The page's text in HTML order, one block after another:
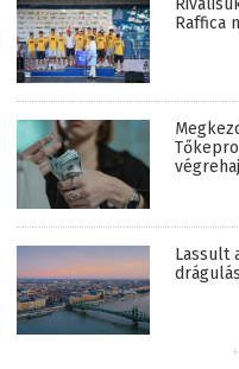
Raffica
Lassult